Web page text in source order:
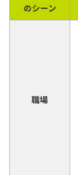
のシーン
職場